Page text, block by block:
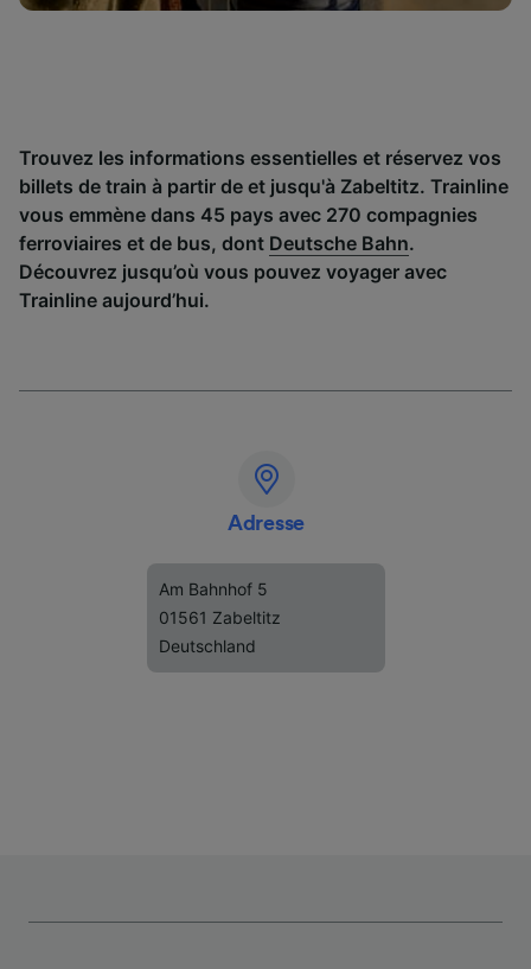
Trouvez les informations essentielles et réservez vos
billets de train à partir de et jusqu'à Zabeltitz. Trainline
vous emmène dans 45 pays avec 270 compagnies
ferroviaires et de bus, dont Deutsche Bahn.
Découvrez jusqu’où vous pouvez voyager avec
Trainline aujourd’hui.
Adresse
Am Bahnhof 5
01561 Zabeltitz
Deutschland